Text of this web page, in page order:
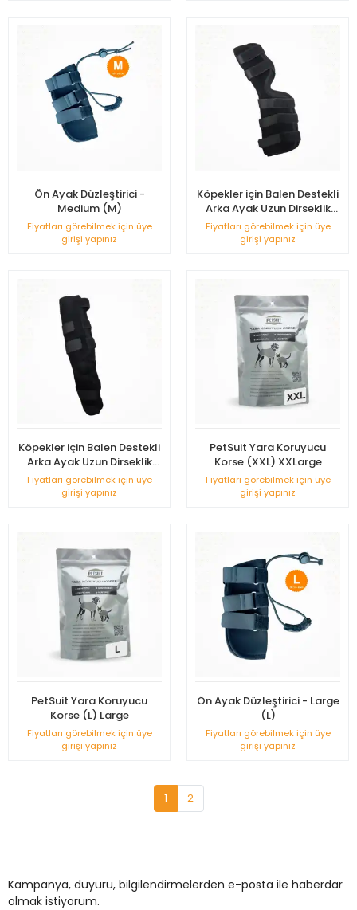
Ön Ayak Düzleştirici -
Medium (M)
Fiyatları görebilmek için üye
girişi yapınız
Köpekler için Balen Destekli
Arka Ayak Uzun Dirseklik
Large - (L)
Fiyatları görebilmek için üye
girişi yapınız
Köpekler için Balen Destekli
Arka Ayak Uzun Dirseklik
Small - (S)
Fiyatları görebilmek için üye
girişi yapınız
PetSuit Yara Koruyucu
Korse (XXL) XXLarge
Fiyatları görebilmek için üye
girişi yapınız
PetSuit Yara Koruyucu
Korse (L) Large
Fiyatları görebilmek için üye
girişi yapınız
Ön Ayak Düzleştirici - Large
(L)
Fiyatları görebilmek için üye
girişi yapınız
1 2
Kampanya, duyuru, bilgilendirmelerden e-posta ile haberdar
olmak istiyorum.